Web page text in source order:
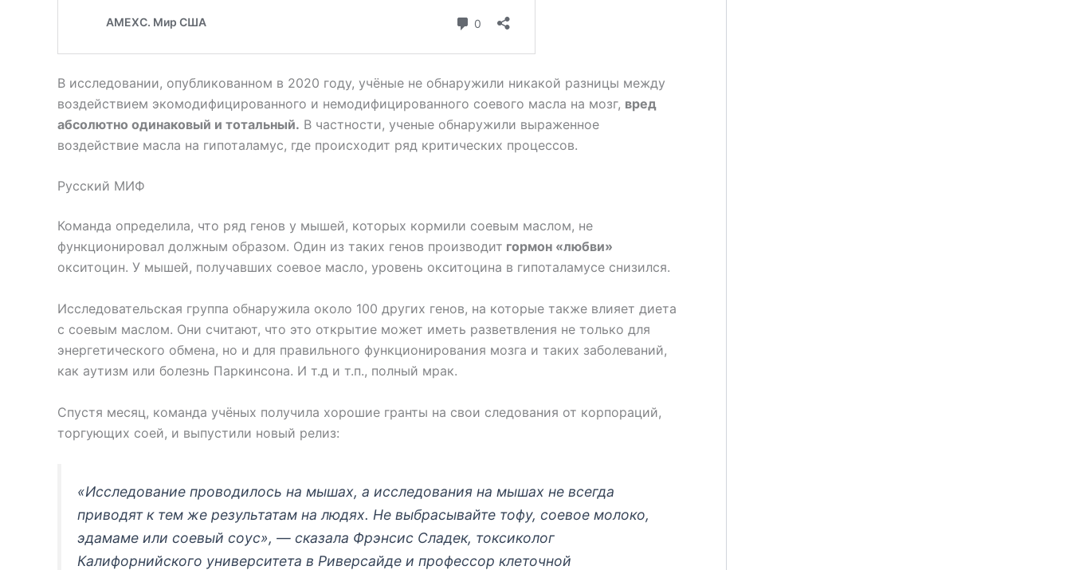
В исследовании, опубликованном в 2020 году, учёные не обнаружили никакой разницы между
воздействием экомодифицированного и немодифицированного соевого масла на мозг, вред
абсолютно одинаковый и тотальный. В частности, ученые обнаружили выраженное
воздействие масла на гипоталамус, где происходит ряд критических процессов.
Русский МИФ
Команда определила, что ряд генов у мышей, которых кормили соевым маслом, не
функционировал должным образом. Один из таких генов производит гормон «любви»
окситоцин. У мышей, получавших соевое масло, уровень окситоцина в гипоталамусе снизился.
Исследовательская группа обнаружила около 100 других генов, на которые также влияет диета
с соевым маслом. Они считают, что это открытие может иметь разветвления не только для
энергетического обмена, но и для правильного функционирования мозга и таких заболеваний,
как аутизм или болезнь Паркинсона. И т.д и т.п., полный мрак.
Спустя месяц, команда учёных получила хорошие гранты на свои следования от корпораций,
торгующих соей, и выпустили новый релиз:
«Исследование проводилось на мышах, а исследования на мышах не всегда
приводят к тем же результатам на людях. Не выбрасывайте тофу, соевое молоко,
эдамаме или соевый соус», — сказала Фрэнсис Сладек, токсиколог
Калифорнийского университета в Риверсайде и профессор клеточной